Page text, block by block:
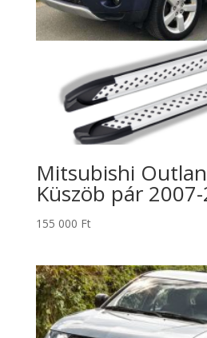
Mitsubishi
Küszöb pár
155 000 Ft